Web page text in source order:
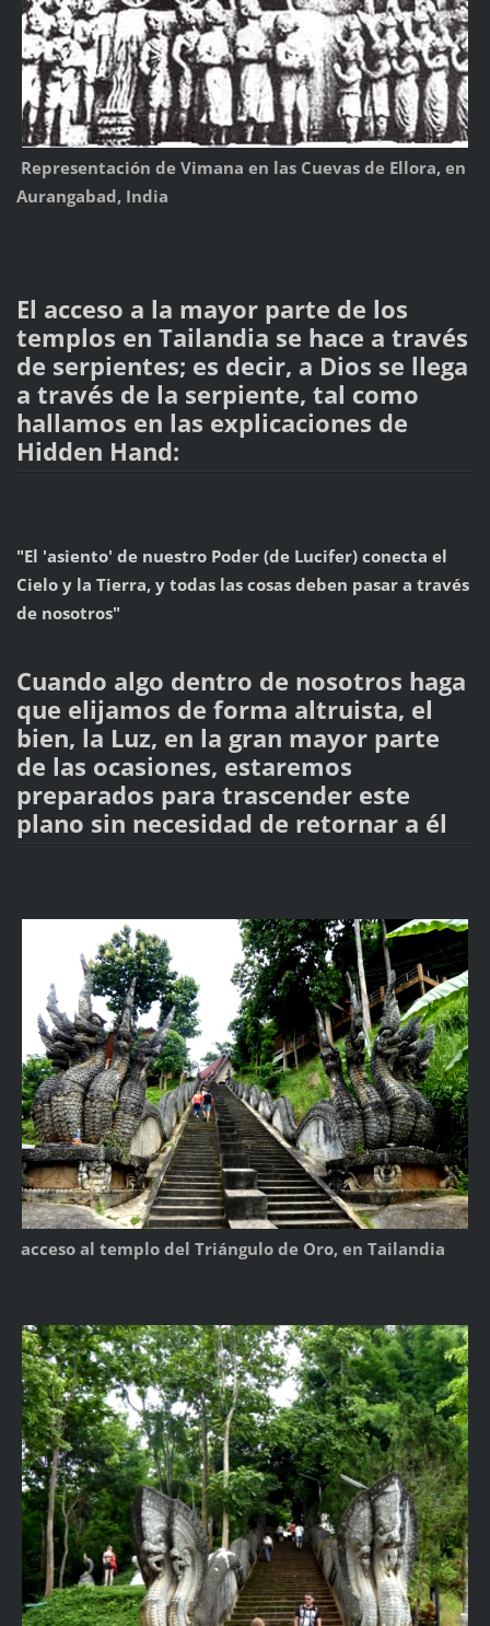
Representación de Vimana en las Cuevas de Ellora, en
Aurangabad, India
El acceso a la mayor parte de los
templos en Tailandia se hace a través
de serpientes; es decir, a Dios se llega
a través de la serpiente, tal como
hallamos en las explicaciones de
Hidden Hand:
"El 'asiento' de nuestro Poder (de Lucifer) conecta el
Cielo y la Tierra, y todas las cosas deben pasar a través
de nosotros"
Cuando algo dentro de nosotros haga
que elijamos de forma altruista, el
bien, la Luz, en la gran mayor parte
de las ocasiones, estaremos
preparados para trascender este
plano sin necesidad de retornar a él
acceso al templo del Triángulo de Oro, en Tailandia